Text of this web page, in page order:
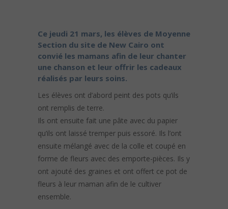
Ce jeudi 21 mars, les élèves de Moyenne
Section du site de New Cairo ont
convié les mamans afin de leur chanter
une chanson et leur offrir les cadeaux
réalisés par leurs soins.
Les élèves ont d’abord peint des pots qu’ils
ont remplis de terre.
Ils ont ensuite fait une pâte avec du papier
qu’ils ont laissé tremper puis essoré. Ils l’ont
ensuite mélangé avec de la colle et coupé en
forme de fleurs avec des emporte-pièces. Ils y
ont ajouté des graines et ont offert ce pot de
fleurs à leur maman afin de le cultiver
ensemble.